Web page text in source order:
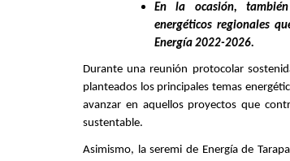
En la ocasión,
energéticos regionales
Energía 2022-2026.
Durante una reunión protocolar
planteados los principales temas
avanzar en aquellos proyectos que
sustentable.
Asimismo, la seremi de Energía de